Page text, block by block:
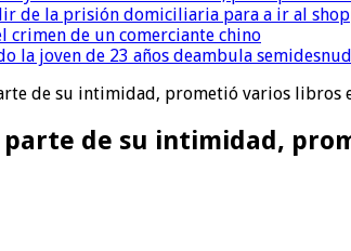
de la prisión domiciliaria para a ir al
crimen de un comerciante chino
la joven de 23 años deambula
de su intimidad, prometió varios libros
de su intimidad,